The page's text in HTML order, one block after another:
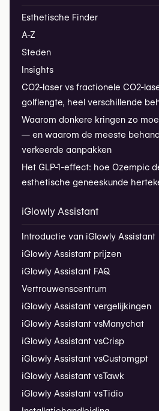
Esthetische Finder
A-Z
Steden
Insights
CO2-laser vs fractionele CO2-
golflengte, heel verschillende
Waarom donkere kringen zo
— en waarom de meeste
verkeerde aanpakken
Het GLP-1-effect: hoe Ozempic
esthetische geneeskunde
iGlowly Assistant
Introductie van iGlowly Assistant
iGlowly Assistant prijzen
iGlowly Assistant FAQ
Vertrouwenscentrum
iGlowly Assistant vergelijkingen
iGlowly Assistant vsManychat
iGlowly Assistant vsCrisp
iGlowly Assistant vsCustomgpt
iGlowly Assistant vsTawk
iGlowly Assistant vsTidio